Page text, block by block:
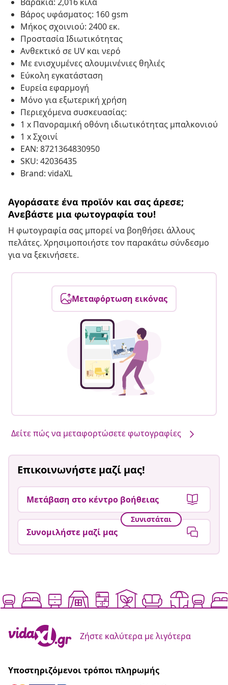
Βάρος υφάσματος: 160 gsm
Μήκος σχοινιού: 2400 εκ.
Προστασία Ιδιωτικότητας
Ανθεκτικό σε UV και νερό
Με ενισχυμένες αλουμινένιες θηλιές
Εύκολη εγκατάσταση
Ευρεία εφαρμογή
Μόνο για εξωτερική χρήση
Περιεχόμενα συσκευασίας:
1 x Πανοραμική οθόνη ιδιωτικότητας μπαλκονιού
1 x Σχοινί
EAN: 8721364830950
SKU: 42036435
Brand: vidaXL
Αγοράσατε ένα προϊόν και σας άρεσε;
Ανεβάστε μια φωτογραφία του!
Η φωτογραφία σας μπορεί να βοηθήσει άλλους
πελάτες. Χρησιμοποιήστε τον παρακάτω σύνδεσμο
για να ξεκινήσετε.
Μεταφόρτωση εικόνας
Δείτε πώς να μεταφορτώσετε φωτογραφίες
Επικοινωνήστε μαζί μας!
Μετάβαση στο κέντρο βοήθειας
Συνιστάται
Συνομιλήστε μαζί μας
Ζήστε καλύτερα με λιγότερα
Υποστηριζόμενοι τρόποι πληρωμής